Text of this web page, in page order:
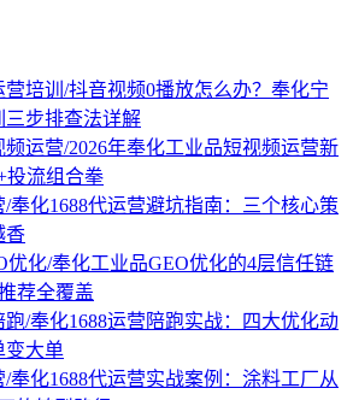
培训/抖音视频0播放怎么办？奉化宁
步排查法详解
运营/2026年奉化工业品短视频运营新
投流组合拳
/奉化1688代运营避坑指南：三个核心策
香
优化/奉化工业品GEO优化的4层信任链
荐全覆盖
跑/奉化1688运营陪跑实战：四大优化动
变大单
/奉化1688代运营实战案例：涂料工厂从